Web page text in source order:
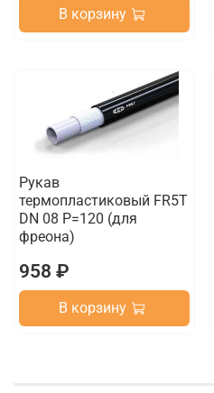
В корзину
Рукав
термопластиковый FR5T
DN 08 P=120 (для
фреона)
958 ₽
В корзину